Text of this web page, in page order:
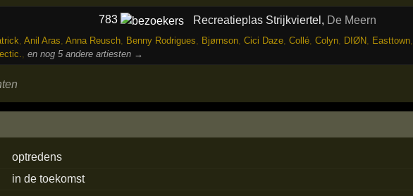
783 Recreatieplas Strijkviertel , De Meern
, Anil Aras, Anna Reusch, Benny Rodrigues, Bjørnson, Cici Daze, Collé, Colyn, DIØN, Easttown,
, en nog 5 andere artiesten →
optredens
in de toekomst